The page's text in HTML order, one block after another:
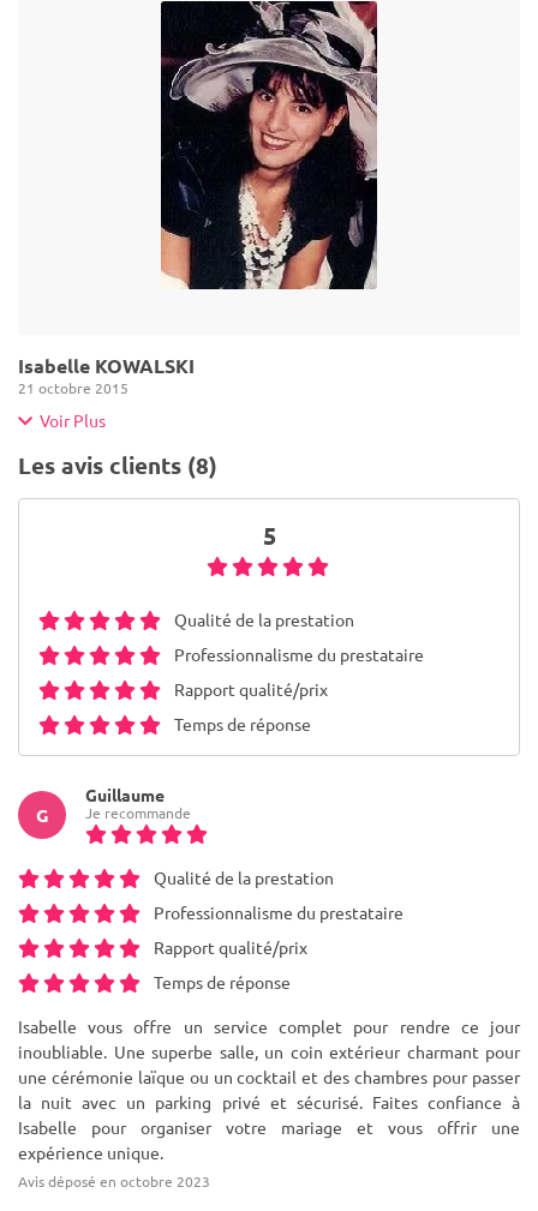
Isabelle KOWALSKI
21 octobre 2015
Voir Plus
Les avis clients (8)
5
Qualité de la prestation
Professionnalisme du prestataire
Rapport qualité/prix
Temps de réponse
G
Guillaume
Je recommande
Qualité de la prestation
Professionnalisme du prestataire
Rapport qualité/prix
Temps de réponse
Isabelle vous offre un service complet pour rendre ce jour
inoubliable. Une superbe salle, un coin extérieur charmant pour
une cérémonie laïque ou un cocktail et des chambres pour passer
la nuit avec un parking privé et sécurisé. Faites confiance à
Isabelle pour organiser votre mariage et vous offrir une
expérience unique.
Avis déposé en octobre 2023